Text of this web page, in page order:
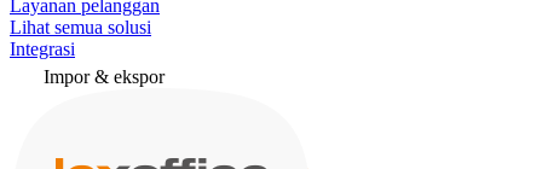
Layanan pelanggan
Lihat semua solusi
Integrasi
Impor & ekspor